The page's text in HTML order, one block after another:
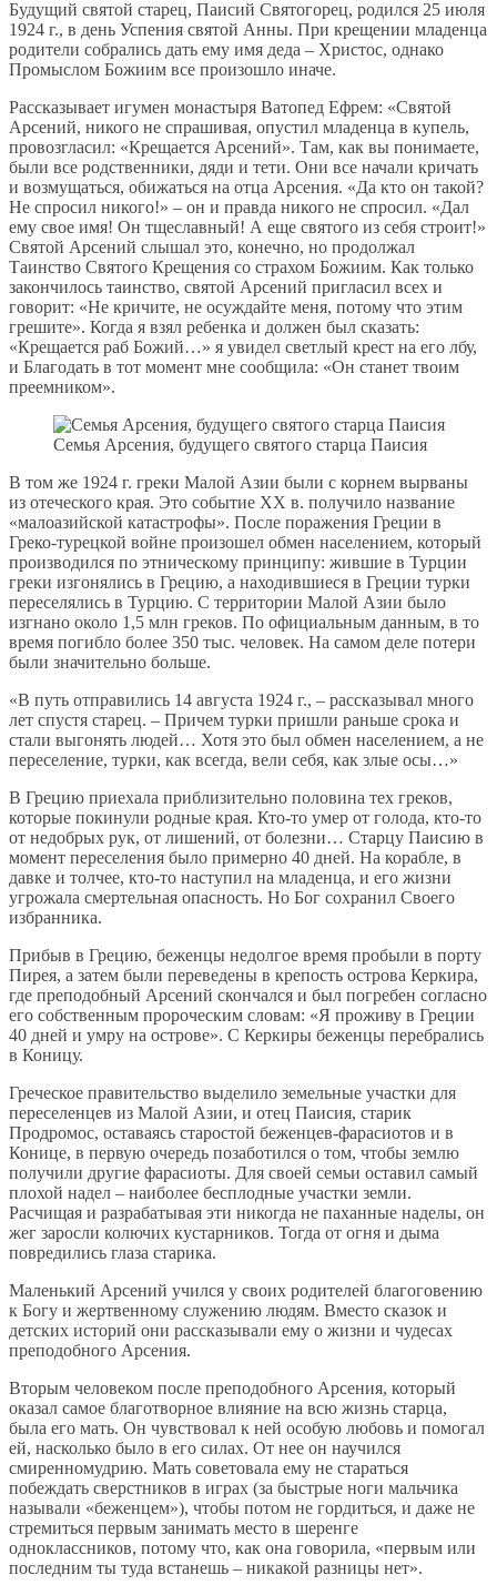
Будущий святой старец, Паисий Святогорец, родился 25 июля
1924 г., в день Успения святой Анны. При крещении младенца
родители собрались дать ему имя деда – Христос, однако
Промыслом Божиим все произошло иначе.
Рассказывает игумен монастыря Ватопед Ефрем: «Святой
Арсений, никого не спрашивая, опустил младенца в купель,
провозгласил: «Крещается Арсений». Там, как вы понимаете,
были все родственники, дяди и тети. Они все начали кричать
и возмущаться, обижаться на отца Арсения. «Да кто он такой?
Не спросил никого!» – он и правда никого не спросил. «Дал
ему свое имя! Он тщеславный! А еще святого из себя строит!»
Святой Арсений слышал это, конечно, но продолжал
Таинство Святого Крещения со страхом Божиим. Как только
закончилось таинство, святой Арсений пригласил всех и
говорит: «Не кричите, не осуждайте меня, потому что этим
грешите». Когда я взял ребенка и должен был сказать:
«Крещается раб Божий…» я увидел светлый крест на его лбу,
и Благодать в тот момент мне сообщила: «Он станет твоим
преемником».
Семья Арсения, будущего святого старца Паисия
В том же 1924 г. греки Малой Азии были с корнем вырваны
из отеческого края. Это событие XX в. получило название
«малоазийской катастрофы». После поражения Греции в
Греко-турецкой войне произошел обмен населением, который
производился по этническому принципу: жившие в Турции
греки изгонялись в Грецию, а находившиеся в Греции турки
переселялись в Турцию. С территории Малой Азии было
изгнано около 1,5 млн греков. По официальным данным, в то
время погибло более 350 тыс. человек. На самом деле потери
были значительно больше.
«В путь отправились 14 августа 1924 г., – рассказывал много
лет спустя старец. – Причем турки пришли раньше срока и
стали выгонять людей… Хотя это был обмен населением, а не
переселение, турки, как всегда, вели себя, как злые осы…»
В Грецию приехала приблизительно половина тех греков,
которые покинули родные края. Кто-то умер от голода, кто-то
от недобрых рук, от лишений, от болезни… Старцу Паисию в
момент переселения было примерно 40 дней. На корабле, в
давке и толчее, кто-то наступил на младенца, и его жизни
угрожала смертельная опасность. Но Бог сохранил Своего
избранника.
Прибыв в Грецию, беженцы недолгое время пробыли в порту
Пирея, а затем были переведены в крепость острова Керкира,
где преподобный Арсений скончался и был погребен согласно
его собственным пророческим словам: «Я проживу в Греции
40 дней и умру на острове». С Керкиры беженцы перебрались
в Коницу.
Греческое правительство выделило земельные участки для
переселенцев из Малой Азии, и отец Паисия, старик
Продромос, оставаясь старостой беженцев-фарасиотов и в
Конице, в первую очередь позаботился о том, чтобы землю
получили другие фарасиоты. Для своей семьи оставил самый
плохой надел – наиболее бесплодные участки земли.
Расчищая и разрабатывая эти никогда не паханные наделы, он
жег заросли колючих кустарников. Тогда от огня и дыма
повредились глаза старика.
Маленький Арсений учился у своих родителей благоговению
к Богу и жертвенному служению людям. Вместо сказок и
детских историй они рассказывали ему о жизни и чудесах
преподобного Арсения.
Вторым человеком после преподобного Арсения, который
оказал самое благотворное влияние на всю жизнь старца,
была его мать. Он чувствовал к ней особую любовь и помогал
ей, насколько было в его силах. От нее он научился
смиренномудрию. Мать советовала ему не стараться
побеждать сверстников в играх (за быстрые ноги мальчика
называли «беженцем»), чтобы потом не гордиться, и даже не
стремиться первым занимать место в шеренге
одноклассников, потому что, как она говорила, «первым или
последним ты туда встанешь – никакой разницы нет».